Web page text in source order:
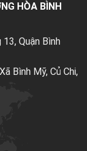
HÒA BÌNH
Quận Bình
Bình Mỹ, Củ Chi,